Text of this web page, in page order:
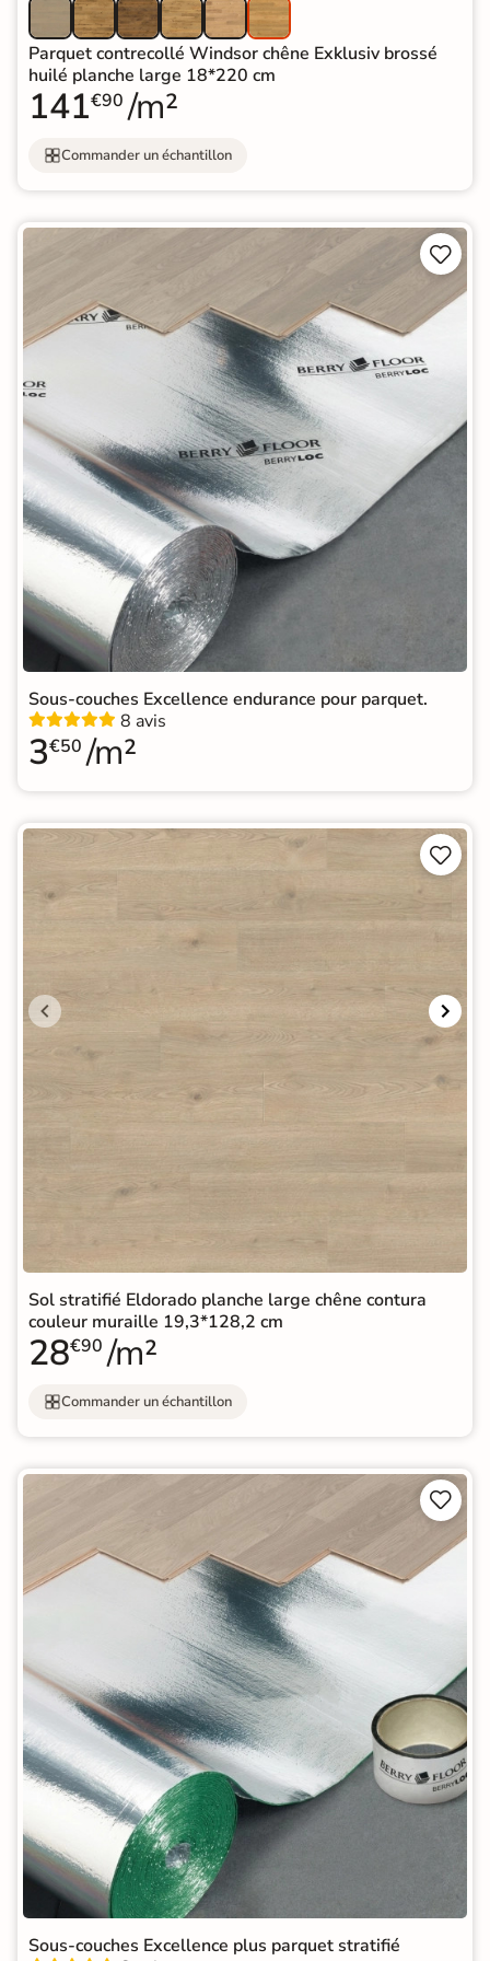
Parquet contrecollé Windsor chêne Exklusiv brossé
huilé planche large 18*220 cm
141€90 /m²
Commander un échantillon


Sous-couches Excellence endurance pour parquet.
8 avis
3€50 /m²


Sol stratifié Eldorado planche large chêne contura
couleur muraille 19,3*128,2 cm
28€90 /m²
Commander un échantillon


Sous-couches Excellence plus parquet stratifié